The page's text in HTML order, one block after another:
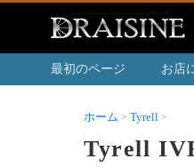
最初のページ お店
ホーム Tyrell
Tyrell